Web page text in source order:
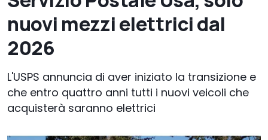
nuovi mezzi elettrici dal
2026
L'USPS annuncia di aver iniziato la transizione e
che entro quattro anni tutti i nuovi veicoli che
acquisterà saranno elettrici